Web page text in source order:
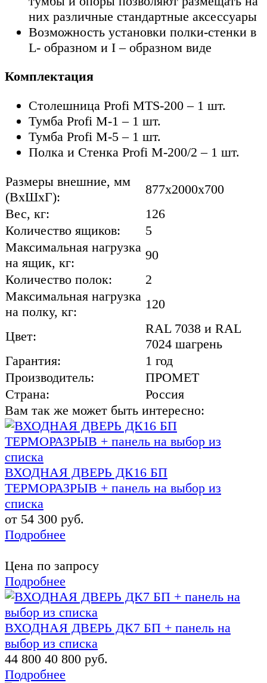
них различные стандартные аксессуары
Возможность установки полки-стенки в
L- образном и I – образном виде
Комплектация
Столешница Profi MTS-200 – 1 шт.
Тумба Profi M-1 – 1 шт.
Тумба Profi M-5 – 1 шт.
Полка и Стенка Profi M-200/2 – 1 шт.
Размеры внешние, мм
(ВхШхГ):
877x2000x700
Вес, кг:
126
Количество ящиков:
5
Максимальная нагрузка
на ящик, кг:
90
Количество полок:
2
Максимальная нагрузка
на полку, кг:
120
Цвет:
RAL 7038 и RAL
7024 шагрень
Гарантия:
1 год
Производитель:
ПРОМЕТ
Страна:
Россия
Вам так же может быть интересно:
ВХОДНАЯ ДВЕРЬ ДК16 БП
ТЕРМОРАЗРЫВ + панель на выбор из
списка
от 54 300 руб.
Подробнее
Цена по запросу
Подробнее
ВХОДНАЯ ДВЕРЬ ДК7 БП + панель на
выбор из списка
44 800 40 800 руб.
Подробнее